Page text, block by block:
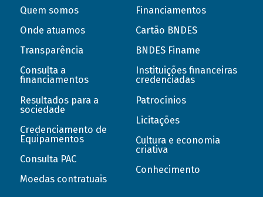
Quem somos
Onde atuamos
Transparência
Consulta a
financiamentos
Resultados para a
sociedade
Credenciamento de
Equipamentos
Consulta PAC
Moedas contratuais
Financiamentos
Cartão BNDES
BNDES Finame
Instituições financeiras
credenciadas
Patrocínios
Licitações
Cultura e economia
criativa
Conhecimento